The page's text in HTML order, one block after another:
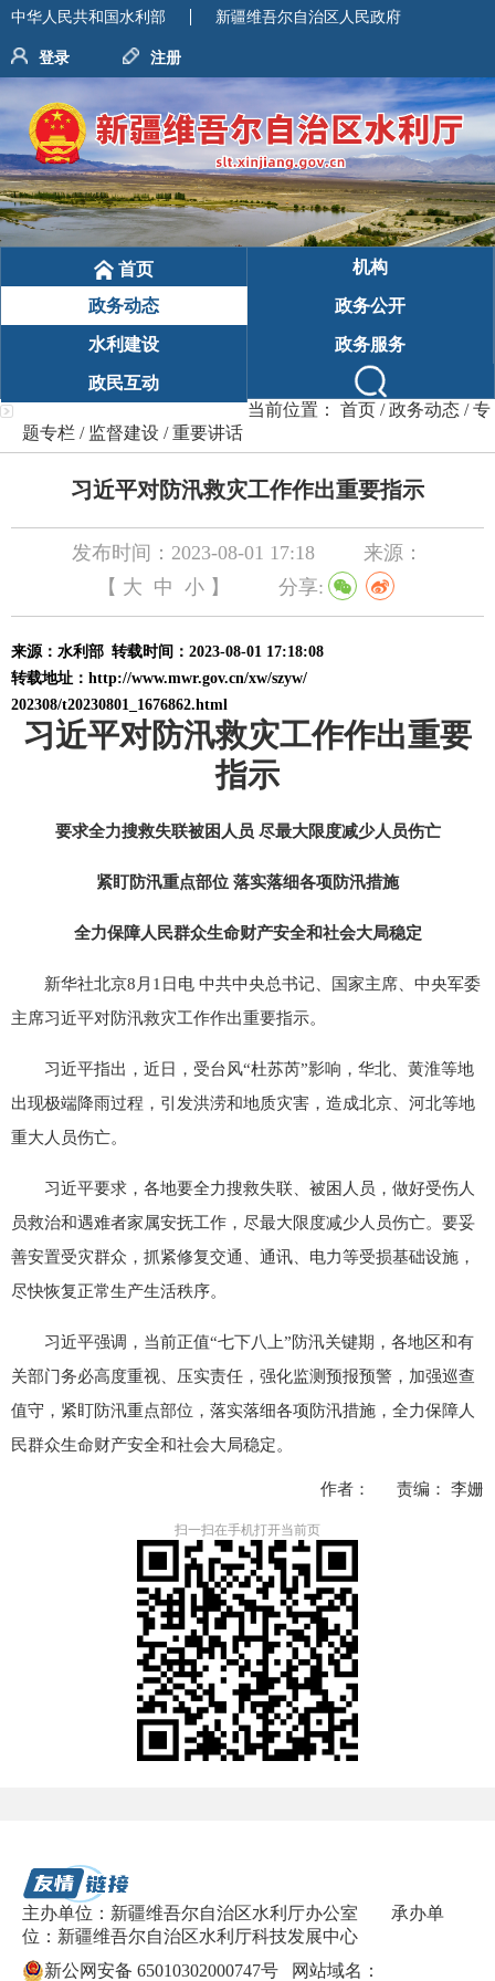
中华人民共和国水利部 新疆维吾尔自治区人民政府
登录 注册
首页 机构
政务动态 政务公开
水利建设 政务服务
政民互动
当前位置： 首页 /政务动态 /专
题专栏 / 监督建设 /重要讲话
习近平对防汛救灾工作作出重要指示
发布时间：2023-08-01 17:18
来源：
【 大 中 小 】 分享:
来源：水利部 转载时间：2023-08-01 17:18:08
转载地址：http://www.mwr.gov.cn/xw/szyw/
202308/t20230801_1676862.html
习近平对防汛救灾工作作出重要
指示
要求全力搜救失联被困人员 尽最大限度减少人员伤亡
紧盯防汛重点部位 落实落细各项防汛措施
全力保障人民群众生命财产安全和社会大局稳定
新华社北京8月1日电 中共中央总书记、国家主席、中央军委
主席习近平对防汛救灾工作作出重要指示。
习近平指出，近日，受台风“杜苏芮”影响，华北、黄淮等地
出现极端降雨过程，引发洪涝和地质灾害，造成北京、河北等地
重大人员伤亡。
习近平要求，各地要全力搜救失联、被困人员，做好受伤人
员救治和遇难者家属安抚工作，尽最大限度减少人员伤亡。要妥
善安置受灾群众，抓紧修复交通、通讯、电力等受损基础设施，
尽快恢复正常生产生活秩序。
习近平强调，当前正值“七下八上”防汛关键期，各地区和有
关部门务必高度重视、压实责任，强化监测预报预警，加强巡查
值守，紧盯防汛重点部位，落实落细各项防汛措施，全力保障人
民群众生命财产安全和社会大局稳定。
作者： 责编： 李姗
扫一扫在手机打开当前页
主办单位：新疆维吾尔自治区水利厅办公室
承办单
位：新疆维吾尔自治区水利厅科技发展中心
新公网安备 65010302000747号 网站域名：